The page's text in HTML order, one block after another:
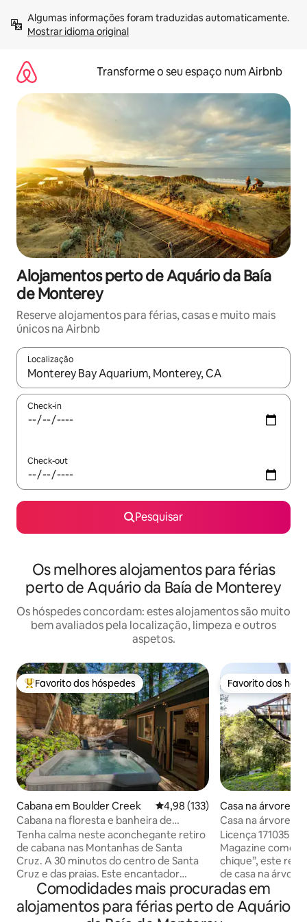
para
Mostrar idioma original
Transforme o seu espaço num Airbnb
Alojamentos perto de Aquário da Baía
de Monterey
Reserve alojamentos para férias, casas e muito mais
únicos na Airbnb
Localização
Quando os resultados estiverem disponíveis, navegue com
Check-in
Check-out
Pesquisar
Os melhores alojamentos para férias
perto de Aquário da Baía de Monterey
Os hóspedes concordam: estes alojamentos são muito
bem avaliados pela localização, limpeza e outros
aspetos.
Favoritos dos hóspedes mais apreciados
Favorito dos hóspedes
Cabana em Boulder Creek Classificação média de 4,98 em
4,98 (133)
Cabana na floresta e banheira de
hidromassagem
Tenha calma neste aconchegante retiro
de cabana nas Montanhas de Santa
Cruz. A 30 minutos do centro de Santa
Cruz e das praias. Este encantador
estúdio de 400 pés quadrados é o
cenário perfeito para se desconectar da
vida da cidade e mergulhar nas sequoias.
Favorito dos
Favorito dos
Casa na árvore
Casa na árvore
o mar
Licença 171035
Magazine como
chique”, este
de casa na
meados do
naturais, como
criar uma
Comodidades mais procuradas em
alojamentos para férias perto de Aquário